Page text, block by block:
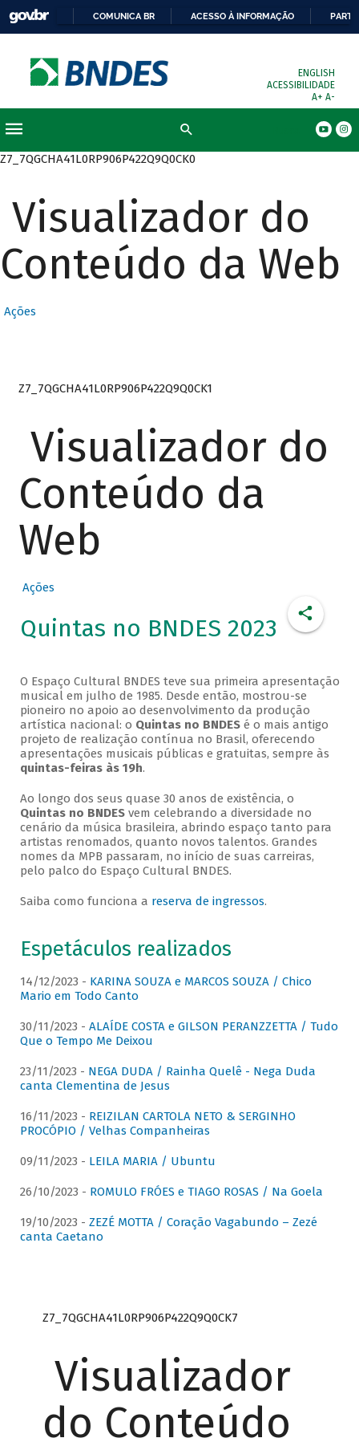
COMUNICA BR ACESSO À INFORMAÇÃO
ENGLISH
ACESSIBILIDADE
A+ A-
Z7_7QGCHA41L0RP906P422Q9Q0CK0
Visualizador do
Conteúdo da Web
Ações
Z7_7QGCHA41L0RP906P422Q9Q0CK1
Visualizador do
Conteúdo da
Web
Ações
Quintas no BNDES 2023
O Espaço Cultural BNDES teve sua primeira apresentação
musical em julho de 1985. Desde então, mostrou-se
pioneiro no apoio ao desenvolvimento da produção
artística nacional: o Quintas no BNDESé o mais antigo
projeto de realização contínua no Brasil, oferecendo
apresentações musicais públicas e gratuitas, sempre às
quintas-feiras às 19h.
Ao longo dos seus quase 30 anos de existência, o
Quintas no BNDESvem celebrando a diversidade no
cenário da música brasileira, abrindo espaço tanto para
artistas renomados, quanto novos talentos. Grandes
nomes da MPB passaram, no início de suas carreiras,
pelo palco do Espaço Cultural BNDES.
Saiba como funciona a reserva de ingressos.
Espetáculos realizados
14/12/2023 - KARINA SOUZA e MARCOS SOUZA / Chico
Mario em Todo Canto
30/11/2023 - ALAÍDE COSTA e GILSON PERANZZETTA / Tudo
Que o Tempo Me Deixou
23/11/2023 - NEGA DUDA / Rainha Quelê - Nega Duda
canta Clementina de Jesus
16/11/2023 - REIZILAN CARTOLA NETO & SERGINHO
PROCÓPIO / Velhas Companheiras
09/11/2023 - LEILA MARIA / Ubuntu
26/10/2023 - ROMULO FRÓES e TIAGO ROSAS / Na Goela
19/10/2023 - ZEZÉ MOTTA / Coração Vagabundo – Zezé
canta Caetano
Z7_7QGCHA41L0RP906P422Q9Q0CK7
Visualizador
do Conteúdo